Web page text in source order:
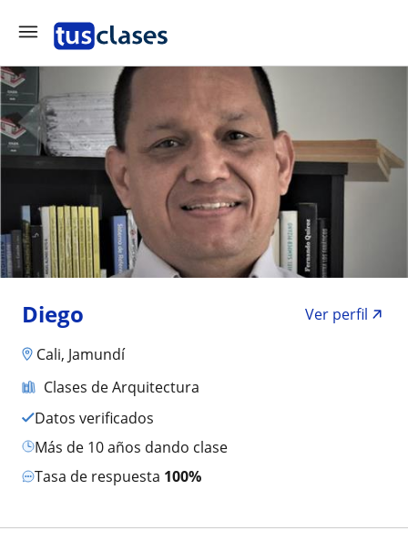
Diego
Ver perfil
Cali, Jamundí
Clases de Arquitectura
Datos verificados
más de 10 años dando clase
Tasa de respuesta 100%